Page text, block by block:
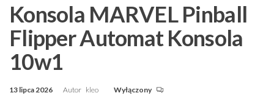
Konsola MARVEL Pinball
Flipper Automat Konsola
10w1
13 lipca 2026 Autor kleo Wyłączony